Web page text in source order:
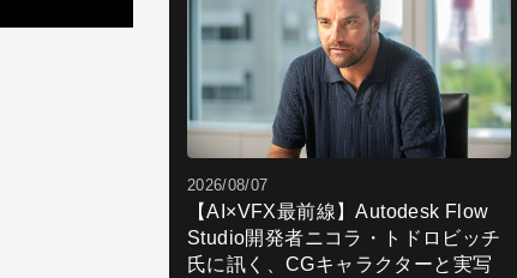
2026/08/07
【AI×VFX最前線】Autodesk Flow
Studio開発者ニコラ・トドロビッチ
氏に訊く、CGキャラクターと実写